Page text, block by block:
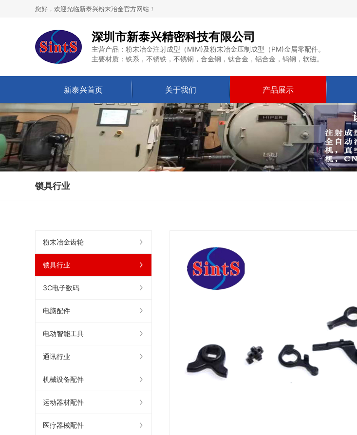
您好，欢迎光临新泰兴粉末冶金官方网站！
深圳市新泰兴精密科技有限公司
主营产品：粉末冶金注射成型（MIM)及粉末冶金压制成型（PM)金属零配件。
主要材质：铁系，不锈铁，不锈钢，合金钢，钛合金，铝合金，钨钢，软磁。
新泰兴首页 关于我们 产品展示
锁具行业
粉末冶金齿轮
锁具行业
3C电子数码
电脑配件
电动智能工具
通讯行业
机械设备配件
运动器材配件
医疗器械配件